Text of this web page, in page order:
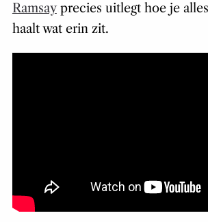
Ramsayprecies uitlegt hoe je
haalt wat erin zit.